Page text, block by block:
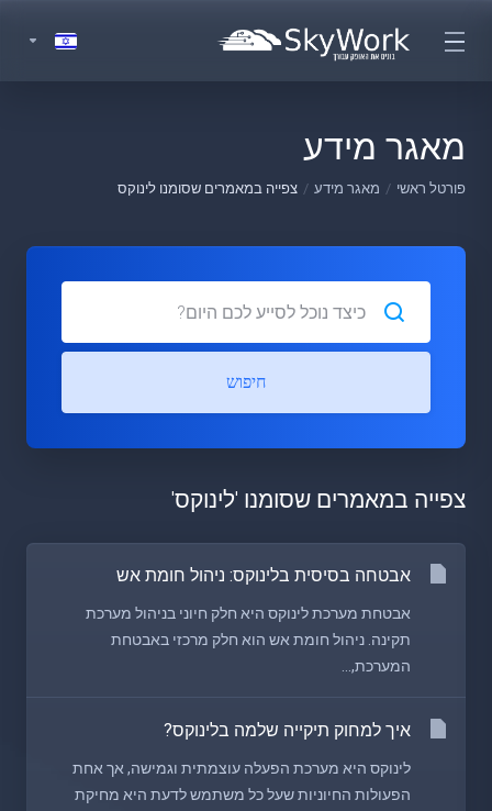
מאגר מידע
פורטל ראשי מאגר מידע צפייה במאמרים שסומנו לינוקס
חיפוש
צפייה במאמרים שסומנו 'לינוקס'
אבטחה בסיסית בלינוקס: ניהול חומת אש
אבטחת מערכת לינוקס היא חלק חיוני בניהול מערכת
תקינה. ניהול חומת אש הוא חלק מרכזי באבטחת
המערכת,...
איך למחוק תיקייה שלמה בלינוקס?
לינוקס היא מערכת הפעלה עוצמתית וגמישה, אך אחת
הפעולות החיוניות שעל כל משתמש לדעת היא מחיקת